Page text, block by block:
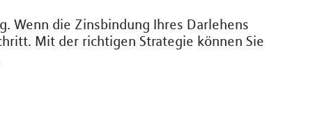
Wenn die Zinsbindung Ihres Darlehens
Mit der richtigen Strategie können Sie